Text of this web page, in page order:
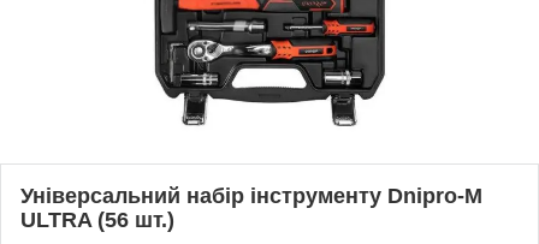
Універсальний набір інструменту Dnipro-M
ULTRA (56 шт.)